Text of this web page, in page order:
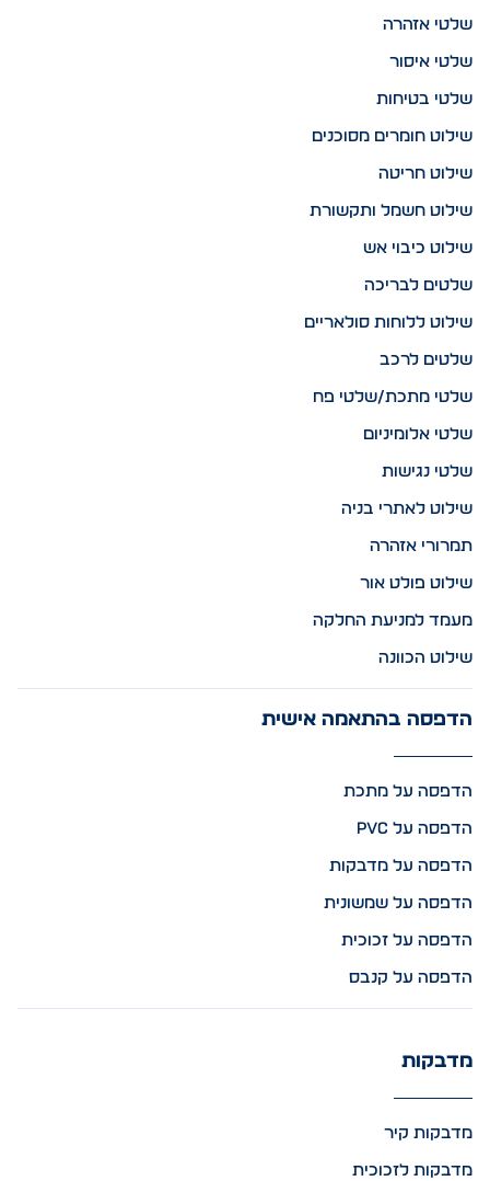
שלטי אזהרה
שלטי איסור
שלטי בטיחות
שילוט חומרים מסוכנים
שילוט חריטה
שילוט חשמל ותקשורת
שילוט כיבוי אש
שלטים לבריכה
שילוט ללוחות סולאריים
שלטים לרכב
שלטי מתכת/שלטי פח
שלטי אלומיניום
שלטי נגישות
שילוט לאתרי בניה
תמרורי אזהרה
שילוט פולט אור
מעמד למניעת החלקה
שילוט הכוונה
הדפסה בהתאמה אישית
הדפסה על מתכת
הדפסה על PVC
הדפסה על מדבקות
הדפסה על שמשונית
הדפסה על זכוכית
הדפסה על קנבס
מדבקות
מדבקות קיר
מדבקות לזכוכית